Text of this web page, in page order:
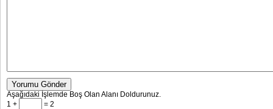
Yorumu Gönder
Aşağıdaki İşlemde Boş Olan Alanı Doldurunuz.
1 +
= 2